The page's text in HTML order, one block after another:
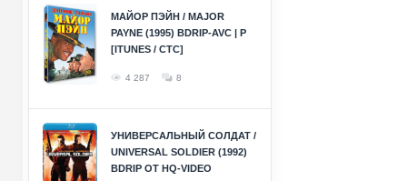
МАЙОР ПЭЙН / MAJOR
PAYNE (1995) BDRIP-AVC | P
[ITUNES / СТС]
4 287 8
УНИВЕРСАЛЬНЫЙ СОЛДАТ /
UNIVERSAL SOLDIER (1992)
BDRIP ОТ HQ-VIDEO